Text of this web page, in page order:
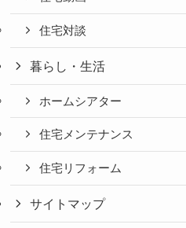
住宅対談
暮らし・生活
ホームシアター
住宅メンテナンス
住宅リフォーム
サイトマップ